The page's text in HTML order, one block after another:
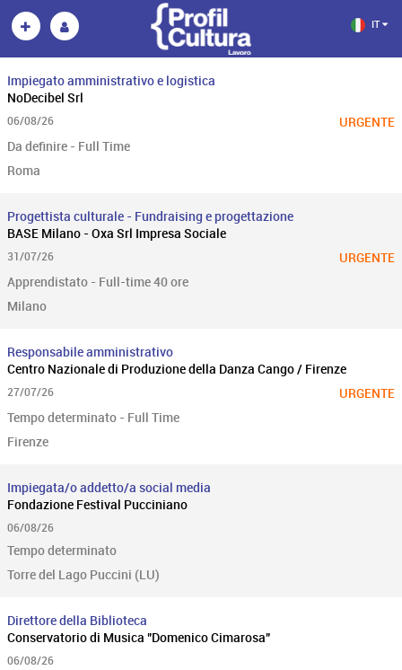
IT
Impiegato amministrativo e logistica
NoDecibel Srl
06/08/26
URGENTE
Da definire - Full Time
Roma
Progettista culturale - Fundraising e progettazione
BASE Milano - Oxa Srl Impresa Sociale
31/07/26
URGENTE
Apprendistato - Full-time 40 ore
Milano
Responsabile amministrativo
Centro Nazionale di Produzione della Danza Cango / Firenze
27/07/26
URGENTE
Tempo determinato - Full Time
Firenze
Impiegata/o addetto/a social media
Fondazione Festival Pucciniano
06/08/26
Tempo determinato
Torre del Lago Puccini (LU)
Direttore della Biblioteca
Conservatorio di Musica "Domenico Cimarosa"
06/08/26